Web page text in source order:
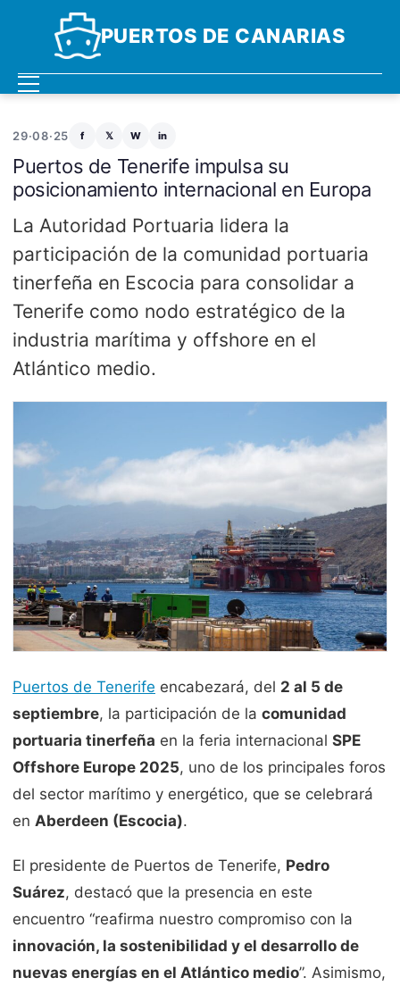
PUERTOS DE CANARIAS
29·08·25 f 𝕏 W in
Puertos de Tenerife impulsa su
posicionamiento internacional en Europa
La Autoridad Portuaria lidera la
participación de la comunidad portuaria
tinerfeña en Escocia para consolidar a
Tenerife como nodo estratégico de la
industria marítima y offshore en el
Atlántico medio.
Puertos de Tenerife encabezará, del 2 al 5 de
septiembre, la participación de la comunidad
portuaria tinerfeña en la feria internacional SPE
Offshore Europe 2025, uno de los principales foros
del sector marítimo y energético, que se celebrará
en Aberdeen (Escocia).
El presidente de Puertos de Tenerife, Pedro
Suárez, destacó que la presencia en este
encuentro “reafirma nuestro compromiso con la
innovación, la sostenibilidad y el desarrollo de
nuevas energías en el Atlántico medio”. Asimismo,